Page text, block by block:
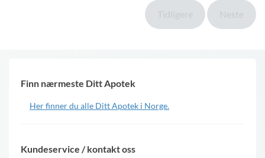
Finn nærmeste Ditt Apotek
Her finner du alle Ditt Apotek i Norge.
Kundeservice / kontakt oss